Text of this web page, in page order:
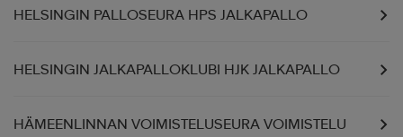
HELSINGIN PALLOSEURA HPS JALKAPALLO
HELSINGIN JALKAPALLOKLUBI HJK JALKAPALLO
HÄMEENLINNAN VOIMISTELUSEURA VOIMISTELU